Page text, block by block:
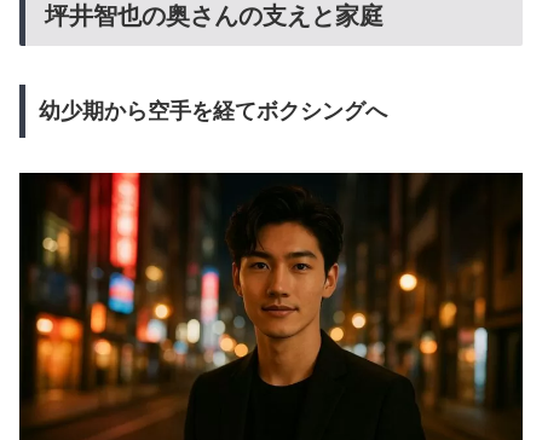
坪井智也の奥さんの支えと家庭
幼少期から空手を経てボクシングへ